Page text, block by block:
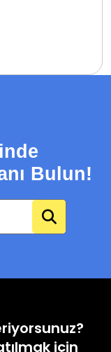
Bulun!
için